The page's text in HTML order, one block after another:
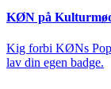
KØN på
Kig forbi KØNs
lav din egen badge.